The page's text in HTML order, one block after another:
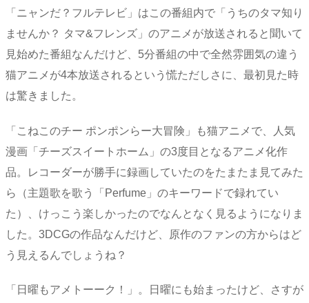
「ニャンだ？フルテレビ」はこの番組内で「うちのタマ知り
ませんか？ タマ&フレンズ」のアニメが放送されると聞いて
見始めた番組なんだけど、5分番組の中で全然雰囲気の違う
猫アニメが4本放送されるという慌ただしさに、最初見た時
は驚きました。
「こねこのチー ポンポンらー大冒険」も猫アニメで、人気
漫画「チーズスイートホーム」の3度目となるアニメ化作
品。レコーダーが勝手に録画していたのをたまたま見てみた
ら（主題歌を歌う「Perfume」のキーワードで録れてい
た）、けっこう楽しかったのでなんとなく見るようになりま
した。3DCGの作品なんだけど、原作のファンの方からはど
う見えるんでしょうね？
「日曜もアメトーーク！」。日曜にも始まったけど、さすが